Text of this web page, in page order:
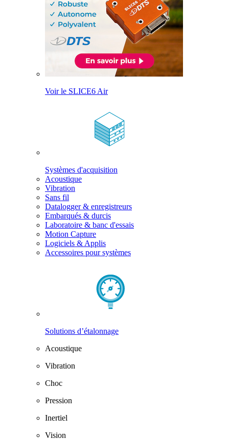
Voir le SLICE6 Air
Systèmes d'acquisition
Acoustique
Vibration
Sans fil
Datalogger & enregistreurs
Embarqués & durcis
Laboratoire & banc d'essais
Motion Capture
Logiciels & Applis
Accessoires pour systèmes
Solutions d’étalonnage
Acoustique
Vibration
Choc
Pression
Inertiel
Vision